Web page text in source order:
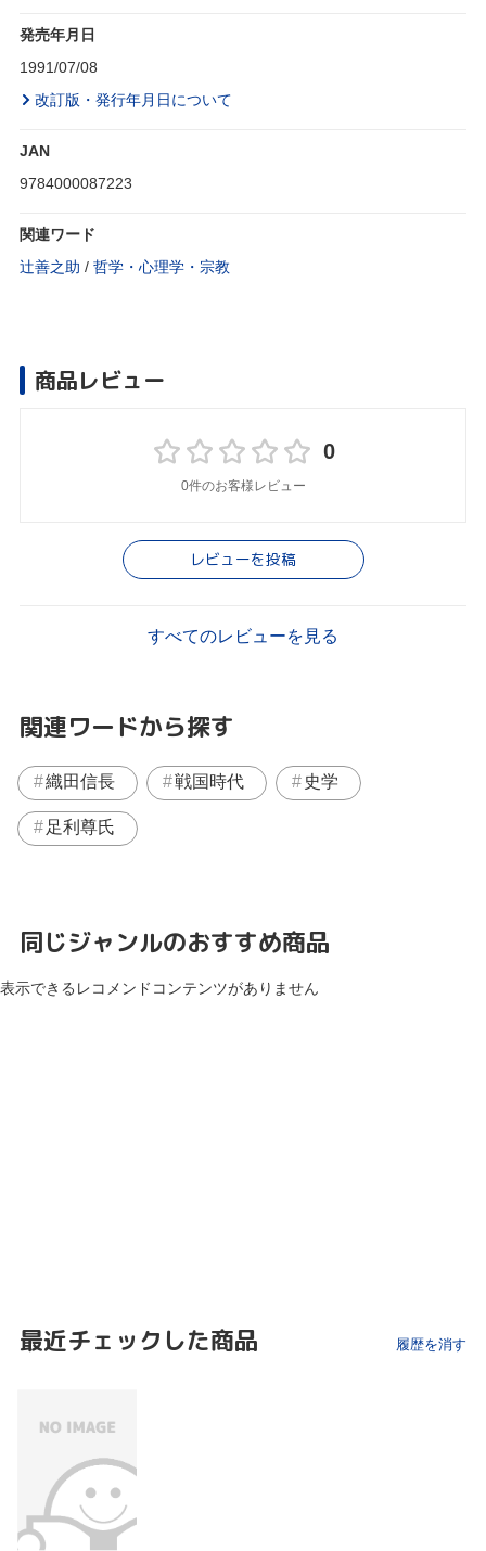
発売年月日
1991/07/08
改訂版・発行年月日について
JAN
9784000087223
関連ワード
辻善之助 / 哲学・心理学・宗教
商品レビュー
0
0件のお客様レビュー
レビューを投稿
すべてのレビューを見る
関連ワードから探す
織田信長 戦国時代 史学
足利尊氏
同じジャンルのおすすめ商品
表示できるレコメンドコンテンツがありません
最近チェックした商品 履歴を消す